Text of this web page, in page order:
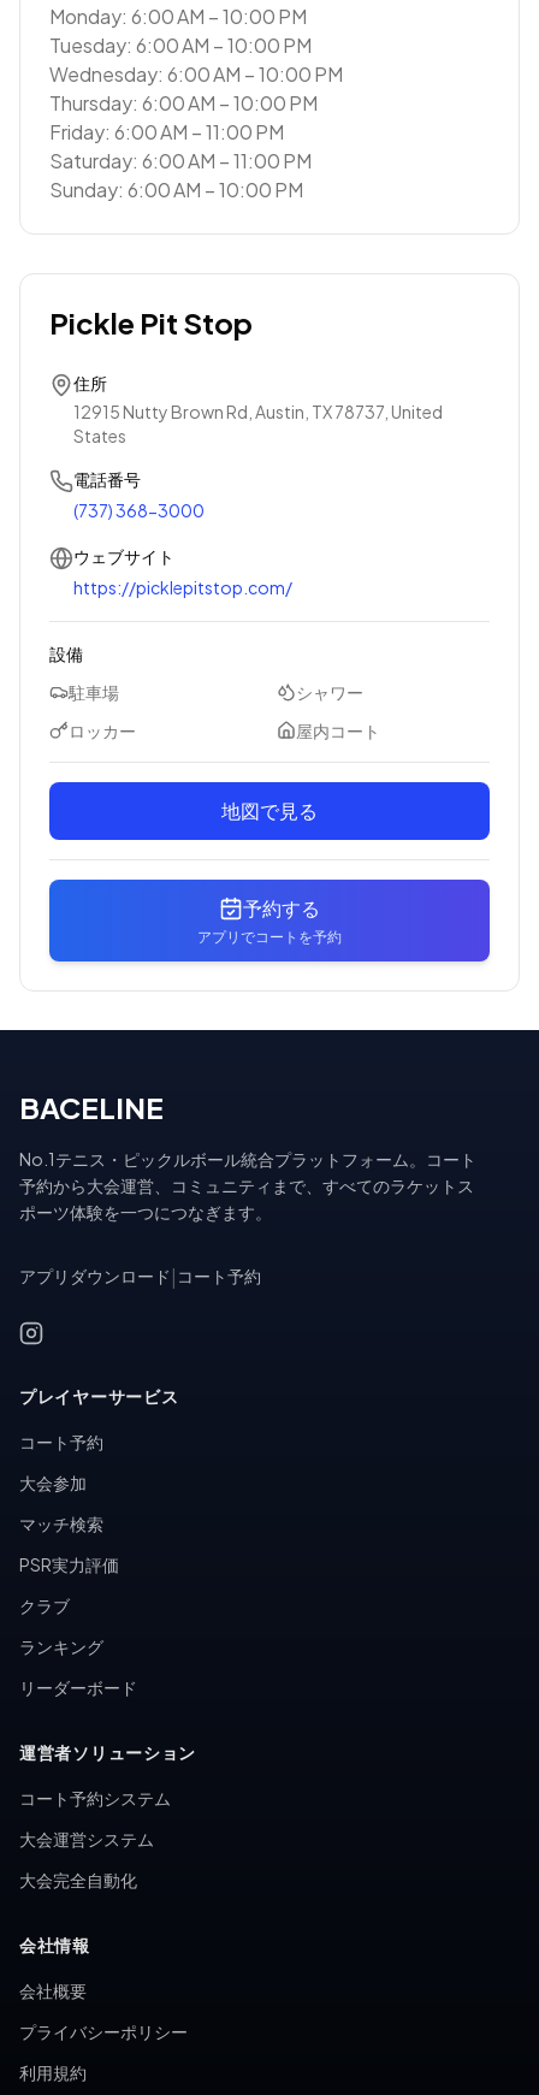
Monday: 6:00 AM – 10:00 PM
Tuesday: 6:00 AM – 10:00 PM
Wednesday: 6:00 AM – 10:00 PM
Thursday: 6:00 AM – 10:00 PM
Friday: 6:00 AM – 11:00 PM
Saturday: 6:00 AM – 11:00 PM
Sunday: 6:00 AM – 10:00 PM
Pickle Pit Stop
住所
12915 Nutty Brown Rd, Austin, TX 78737, United
States
電話番号
(737) 368-3000
ウェブサイト
https://picklepitstop.com/
設備
駐車場
シャワー
ロッカー
屋内コート
地図で見る
予約する
アプリでコートを予約
BACELINE
No.1テニス・ピックルボール統合プラットフォーム。コート
予約から大会運営、コミュニティまで、すべてのラケットス
ポーツ体験を一つにつなぎます。
アプリダウンロード コート予約
プレイヤーサービス
コート予約
大会参加
マッチ検索
PSR実力評価
クラブ
ランキング
リーダーボード
運営者ソリューション
コート予約システム
大会運営システム
大会完全自動化
会社情報
会社概要
プライバシーポリシー
利用規約